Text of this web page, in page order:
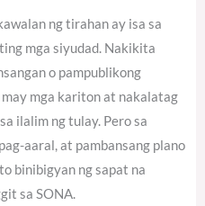
ng tirahan ay isa sa
mga siyudad. Nakikita
o pampublikong
mga kariton at nakalatag
ilalim ng tulay. Pero sa
aaral, at pambansang plano
binibigyan ng sapat na
sa SONA.